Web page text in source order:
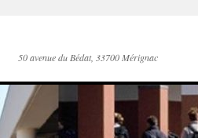
50 avenue du Bédat, 33700 Mérignac